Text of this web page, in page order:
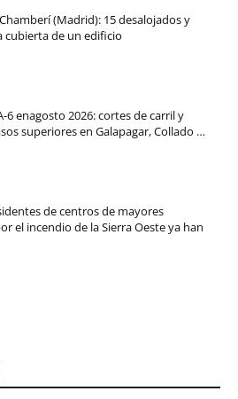
(Madrid): 15 desalojados y
cubierta de un edificio
6 enagosto 2026: cortes de carril y
superiores en Galapagar, Collado …
de centros de mayores
el incendio de la Sierra Oeste ya han